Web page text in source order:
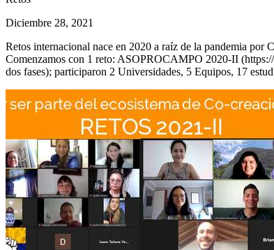
Diciembre 28, 2021
Retos internacional nace en 2020 a raíz de la pandemia por
Comenzamos con 1 reto: ASOPROCAMPO 2020-II
dos fases); participaron 2 Universidades, 5 Equipos, 17